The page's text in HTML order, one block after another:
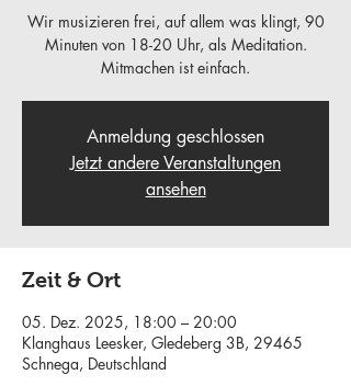
Wir musizieren frei, auf allem was klingt, 90
Minuten von 18-20 Uhr, als Meditation.
Mitmachen ist einfach.
Anmeldung geschlossen
Jetzt andere Veranstaltungen
ansehen
Zeit & Ort
05. Dez. 2025, 18:00 – 20:00
Klanghaus Leesker, Gledeberg 3B, 29465
Schnega, Deutschland